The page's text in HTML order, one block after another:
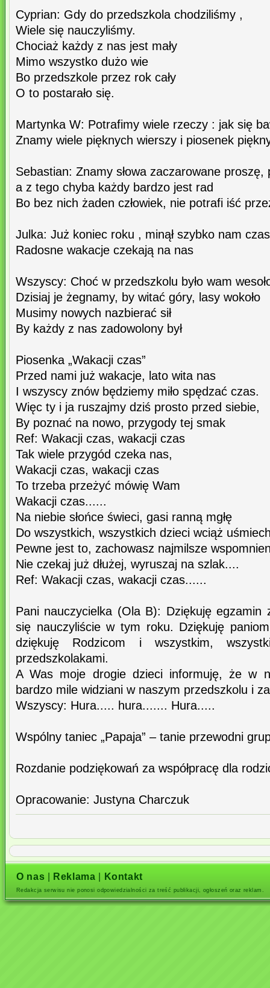
Cyprian: Gdy do przedszkola chodziliśmy ,
Wiele się nauczyliśmy.
Chociaż każdy z nas jest mały
Mimo wszystko dużo wie
Bo przedszkole przez rok cały
O to postarało się.
Martynka W: Potrafimy wiele rzeczy : jak się
Znamy wiele pięknych wierszy i piosenek
Sebastian: Znamy słowa zaczarowane
a z tego chyba każdy bardzo jest rad
Bo bez nich żaden człowiek, nie potrafi iść
Julka: Już koniec roku , minął szybko nam
Radosne wakacje czekają na nas
Wszyscy: Choć w przedszkolu było wam
Dzisiaj je żegnamy, by witać góry, lasy wokoło
Musimy nowych nazbierać sił
By każdy z nas zadowolony był
Piosenka „Wakacji czas”
Przed nami już wakacje, lato wita nas
I wszyscy znów będziemy miło spędzać czas.
Więc ty i ja ruszajmy dziś prosto przed siebie,
By poznać na nowo, przygody tej smak
Ref: Wakacji czas, wakacji czas
Tak wiele przygód czeka nas,
Wakacji czas, wakacji czas
To trzeba przeżyć mówię Wam
Wakacji czas......
Na niebie słońce świeci, gasi ranną mgłę
Do wszystkich, wszystkich dzieci wciąż
Pewne jest to, zachowasz najmilsze
Nie czekaj już dłużej, wyruszaj na szlak....
Ref: Wakacji czas, wakacji czas......
Pani nauczycielka (Ola B): Dziękuję egzamin
się nauczyliście w tym roku. Dziękuję
dziękuję Rodzicom i wszystkim,
przedszkolakami.
A Was moje drogie dzieci informuję, że w
bardzo mile widziani w naszym przedszkolu i
Wszyscy: Hura..... hura....... Hura.....
Wspólny taniec „Papaja” – tanie przewodni
Rozdanie podziękowań za współpracę dla
Opracowanie: Justyna Charczuk
O nas Reklama Kontakt
Redakcja serwisu nie ponosi odpowiedzialności za treść publikacji, ogłoszeń oraz reklam.